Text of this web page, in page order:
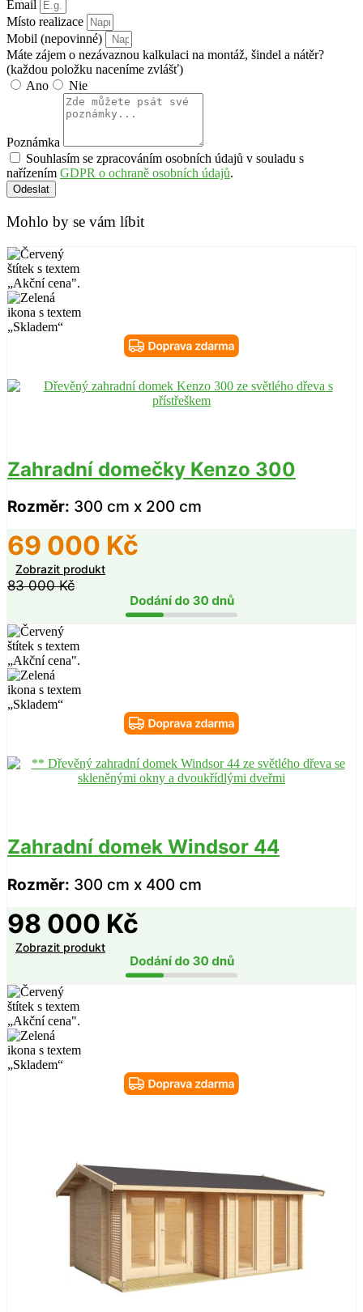
Email
Místo realizace
Mobil (nepovinné)
Máte zájem o nezávaznou kalkulaci na montáž, šindel a nátěr?
(každou položku naceníme zvlášť)
Ano
Nie
Poznámka
Souhlasím se zpracováním osobních údajů v souladu s
nařízením GDPR o ochraně osobních údajů.
Odeslat
Mohlo by se vám líbit
Zahradní domečky Kenzo 300
Rozměr: 300 cm x 200 cm
69 000 Kč
Zobrazit produkt
83 000Kč
Zahradní domek Windsor 44
Rozměr: 300 cm x 400 cm
98 000 Kč
Zobrazit produkt